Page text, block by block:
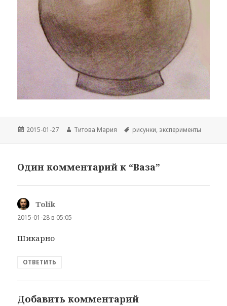
Опубликовано
2015-01-27 Автор
Титова Мария Метки
рисунки, эксперименты
Один комментарий к “Ваза”
Tolik
2015-01-28 в 05:05
Шикарно
ОТВЕТИТЬ
Добавить комментарий